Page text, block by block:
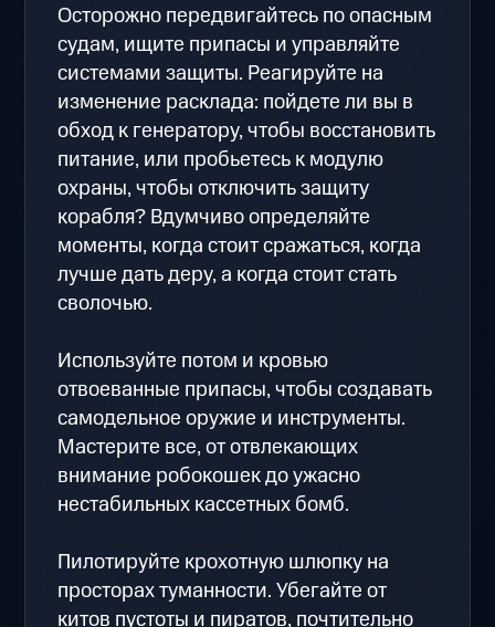
Осторожно передвигайтесь по опасным
судам, ищите припасы и управляйте
системами защиты. Реагируйте на
изменение расклада: пойдете ли вы в
обход к генератору, чтобы восстановить
питание, или пробьетесь к модулю
охраны, чтобы отключить защиту
корабля? Вдумчиво определяйте
моменты, когда стоит сражаться, когда
лучше дать деру, а когда стоит стать
сволочью.
Используйте потом и кровью
отвоеванные припасы, чтобы создавать
самодельное оружие и инструменты.
Мастерите все, от отвлекающих
внимание робокошек до ужасно
нестабильных кассетных бомб.
Пилотируйте крохотную шлюпку на
просторах туманности. Убегайте от
китов пустоты и пиратов, почтительно